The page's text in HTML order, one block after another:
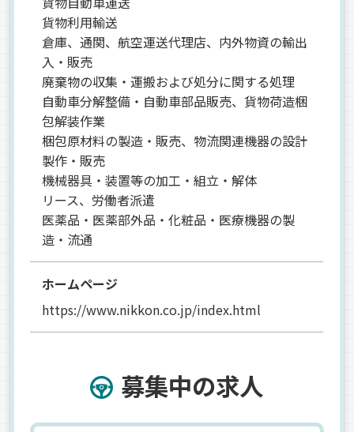
貨物利用輸送
倉庫、通関、航空運送代理店、内外物資の輸出
入・販売
廃棄物の収集・運搬および処分に関する処理
自動車分解整備・自動車部品販売、貨物荷造梱
包解装作業
梱包原材料の製造・販売、物流関連機器の設計
製作・販売
機械器具・装置等の加工・組立・解体
リース、労働者派遣
医薬品・医薬部外品・化粧品・医療機器の製
造・流通
ホームページ
https://www.nikkon.co.jp/index.html
募集中の求人